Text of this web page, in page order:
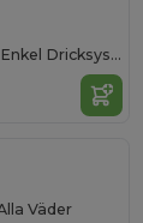
Ergonomisk Sportflaska med Enkel Dricksystem 1000 ml
Väder